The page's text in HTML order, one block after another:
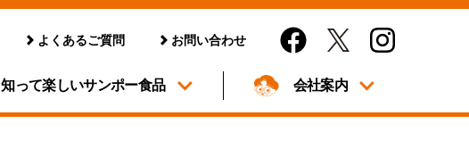
よくあるご質問 お問い合わせ
知って楽しいサンポー食品 会社案内